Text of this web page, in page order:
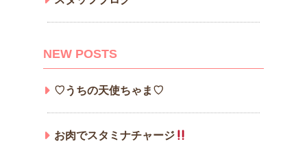
NEW POSTS
♡うちの天使ちゃま♡
お肉でスタミナチャージ